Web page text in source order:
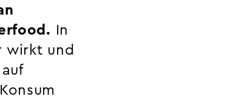
In
wirkt und